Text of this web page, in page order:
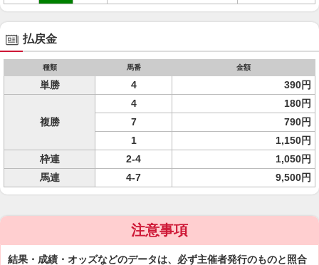
払戻金
種類 馬番 金額
単勝 4 390円
複勝
4
180円
7
790円
1
1,150円
枠連
2-4
1,050円
馬連
4-7 9,500円
注意事項
結果・成績・オッズなどのデータは、必ず主催者発行のものと照合